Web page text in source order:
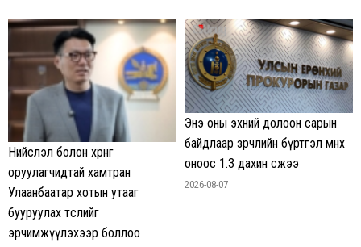
Нийслэл болон хөрөнгө
оруулагчидтай хамтран
Улаанбаатар хотын утааг
бууруулах төслийг
эрчимжүүлэхээр боллоо
Энэ оны эхний долоон сарын
байдлаар зөрчлийн бүртгэл өмнөх
оноос 1.3 дахин өсжээ
2026-08-07